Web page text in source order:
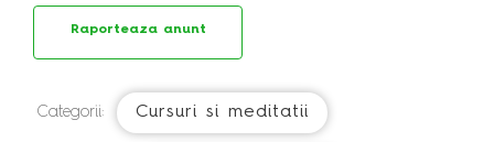
Raporteaza anunt
Categorii: Cursuri si meditatii